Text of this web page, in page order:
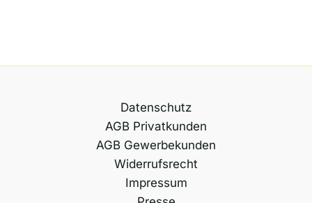
Datenschutz
AGB Privatkunden
AGB Gewerbekunden
Widerrufsrecht
Impressum